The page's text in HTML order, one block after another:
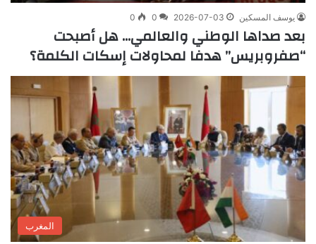
يوسف المسكين 2026-07-03
0
0
بعد صداها الوطني والعالمي… هل أصبحت
“صفروبريس” هدفا لمحاولات إسكات الكلمة؟
المغرب